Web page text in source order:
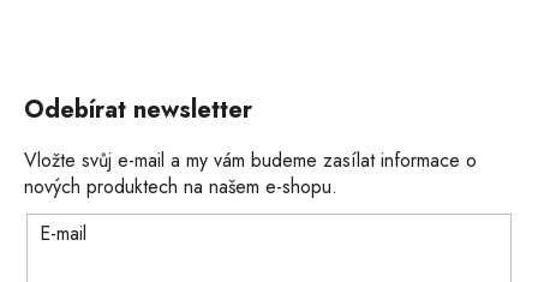
Odebírat newsletter
Vložte svůj e-mail a my vám budeme zasílat informace o
nových produktech na našem e-shopu.
E-mail